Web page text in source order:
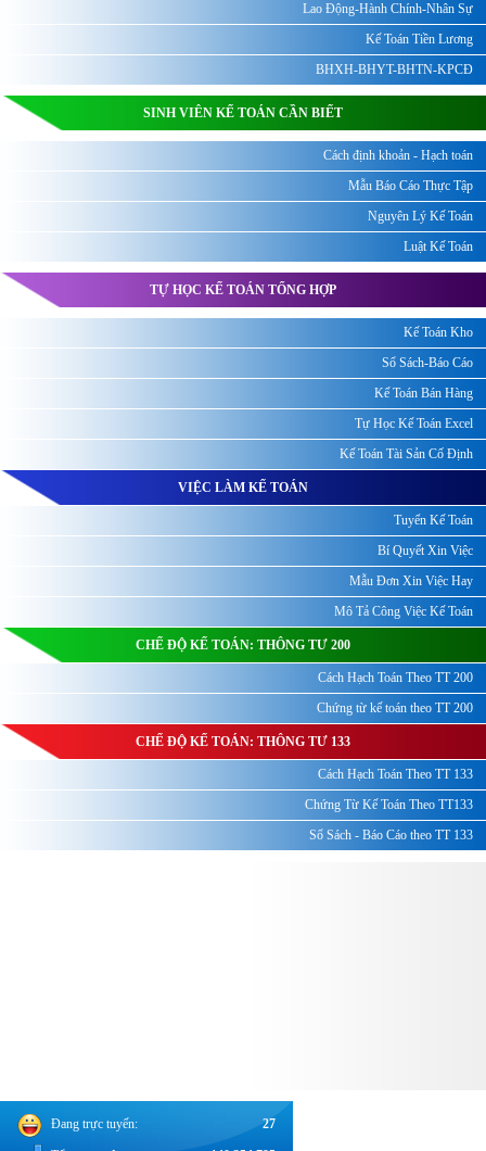
Lao Động-Hành Chính-Nhân Sự
Kế Toán Tiền Lương
BHXH-BHYT-BHTN-KPCĐ
SINH VIÊN KẾ TOÁN CẦN BIẾT
Cách định khoản - Hạch toán
Mẫu Báo Cáo Thực Tập
Nguyên Lý Kế Toán
Luật Kế Toán
TỰ HỌC KẾ TOÁN TỔNG HỢP
Kế Toán Kho
Sổ Sách-Báo Cáo
Kế Toán Bán Hàng
Tự Học Kế Toán Excel
Kế Toán Tài Sản Cố Định
VIỆC LÀM KẾ TOÁN
Tuyển Kế Toán
Bí Quyết Xin Việc
Mẫu Đơn Xin Việc Hay
Mô Tả Công Việc Kế Toán
CHẾ ĐỘ KẾ TOÁN: THÔNG TƯ 200
Cách Hạch Toán Theo TT 200
Chứng từ kế toán theo TT 200
CHẾ ĐỘ KẾ TOÁN: THÔNG TƯ 133
Cách Hạch Toán Theo TT 133
Chứng Từ Kế Toán Theo TT133
Sổ Sách - Báo Cáo theo TT 133
Đang trực tuyến: 27